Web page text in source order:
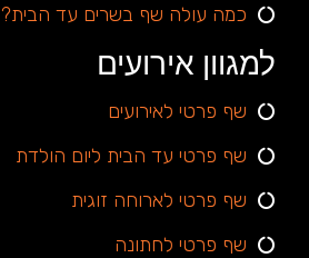
כמה עולה שף בשרים עד הבית?
למגוון אירועים
שף פרטי לאירועים
שף פרטי עד הבית ליום הולדת
שף פרטי לארוחה זוגית
שף פרטי לחתונה